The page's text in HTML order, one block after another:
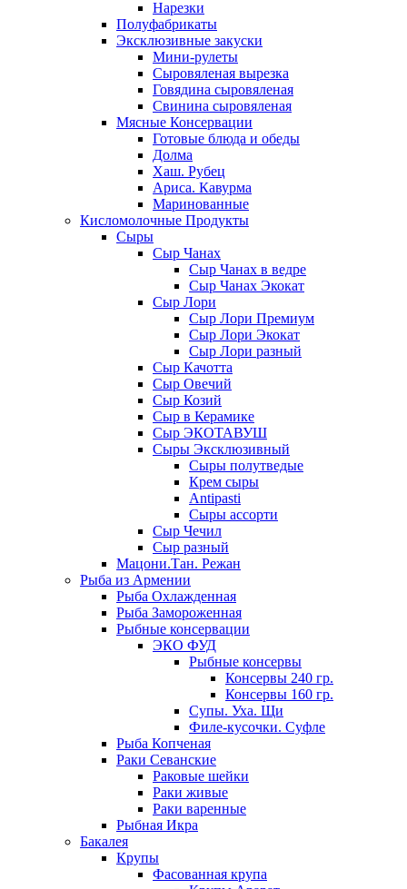
Нарезки
Полуфабрикаты
Эксклюзивные закуски
Мини-рулеты
Сыровяленая вырезка
Говядина сыровяленая
Свинина сыровяленая
Мясные Консервации
Готовые блюда и обеды
Долма
Хаш. Рубец
Ариса. Кавурма
Маринованные
Кисломолочные Продукты
Сыры
Сыр Чанах
Сыр Чанах в ведре
Сыр Чанах Экокат
Сыр Лори
Сыр Лори Премиум
Сыр Лори Экокат
Сыр Лори разный
Сыр Качотта
Сыр Овечий
Сыр Козий
Сыр в Керамике
Сыр ЭКОТАВУШ
Сыры Эксклюзивный
Сыры полутведые
Крем сыры
Antipasti
Сыры ассорти
Сыр Чечил
Сыр разный
Мацони.Тан. Режан
Рыба из Армении
Рыба Охлажденная
Рыба Замороженная
Рыбные консервации
ЭКО ФУД
Рыбные консервы
Консервы 240 гр.
Консервы 160 гр.
Супы. Уха. Щи
Филе-кусочки. Суфле
Рыба Копченая
Раки Севанские
Раковые шейки
Раки живые
Раки варенные
Рыбная Икра
Бакалея
Крупы
Фасованная крупа